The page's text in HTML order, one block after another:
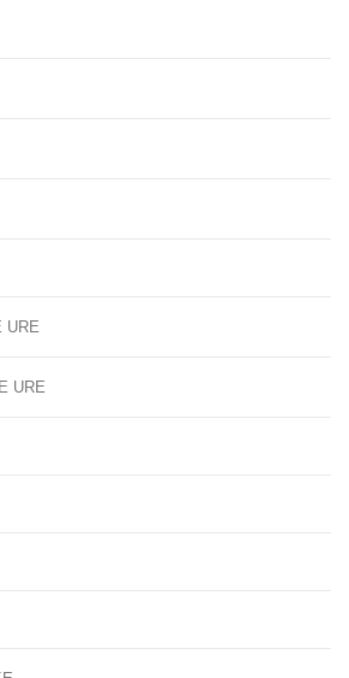
URE
URE